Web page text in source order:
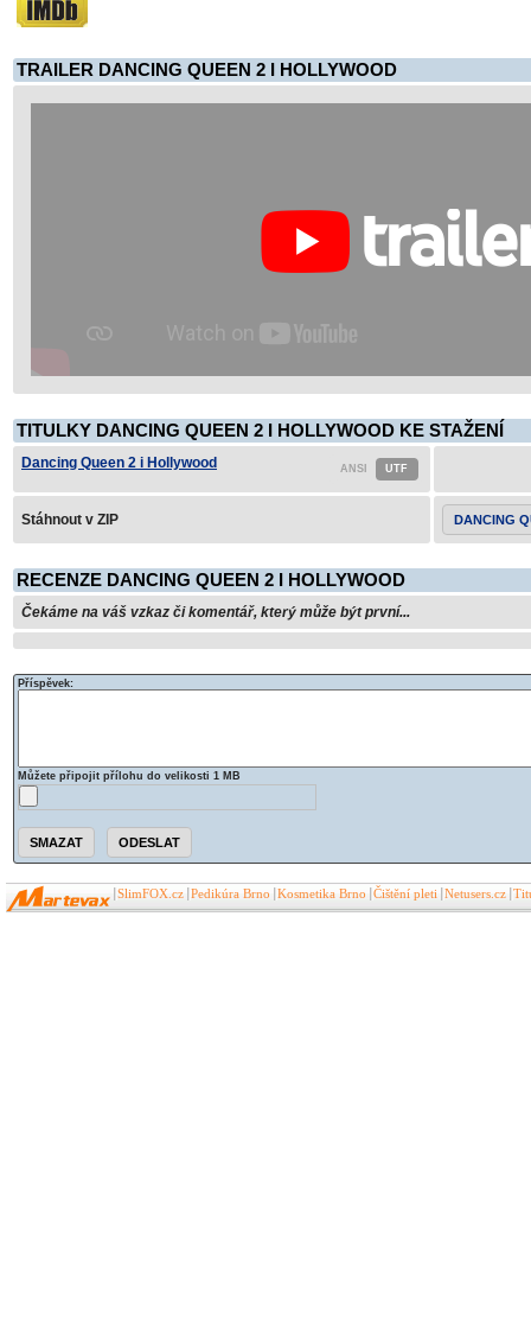
TRAILER DANCING QUEEN 2 I HOLLYWOOD
TITULKY DANCING QUEEN 2 I HOLLYWOOD KE STAŽENÍ
Dancing Queen 2 i Hollywood
Stáhnout v ZIP DANCING
RECENZE DANCING QUEEN 2 I HOLLYWOOD
Čekáme na váš vzkaz či komentář, který může být první...
Příspěvek:
Můžete připojit přílohu do velikosti 1 MB
SlimFOX.cz Pedikúra Brno Kosmetika Brno Čištění pleti Netusers.cz